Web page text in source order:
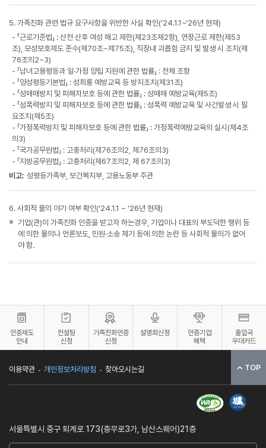
5. 가족친화 관련 법규 요구사항을 위반한 사실 확인(‘24.1.1~‘26년 현재)
- 「근로기준법」 : 산전‧산후 여성 해고 제한(제23조제2항), 연장근로 제한(제53
조), 모성보호제도 준수(제70조~제75조), 직장내 괴롭힘 금지 및 발생 시 조치(제
76조의2~3)
- 「남녀고용평등과 일·가정 양립 지원에 관한 법률」 : 전체 조항
- 「양성평등기본법」 : 성희롱 예방교육 등 방지조치(제31조)
- 「성매매방지 및 피해자보호 등에 관한 법률」 : 성매매 예방교육(제5조)
- 「성폭력방지 및 피해자보호 등에 관한 법률」 : 성폭력 예방교육 및 사건발생 시 필
요조치(제5조)
- 「가정폭력방지 및 피해자보호 등에 관한 법률」 : 가정폭력예방교육의 실시(제4조
의3)
- 「국가공무원법」 : 고충처리(제76조의2, 제76조의3)
- 「지방공무원법」 : 고충처리(제67조의2, 제 67조의3)
비고: 성평등가족부, 보건복지부, 고용노동부 주관
6. 사회적 물의 야기 여부 확인(‘24.1.1 ~ ‘26년 현재)
기업(관)이 가족친화 인증을 받고자 하는경우, 기업이나 대표의 부도덕한 행위 등
에 의한 물의나 언론보도, 민원·소송 제기 등에 의한 논란 등 사회적 물의가 없어
야 함.
인증제도
안내
컨설팅
신청
가족친화인증
신청
설명회신청
인증기업
혜택
출입국
우대카드
TOP
이용약관 개인정보처리방침 찾아오시는길
서울특별시 중구 퇴계로 173(충무로3가, 남산스퀘어)21층